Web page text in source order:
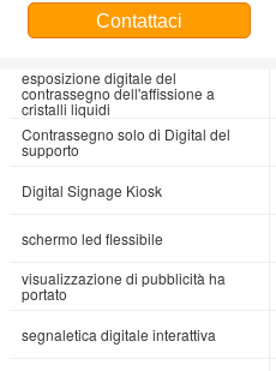
Contattaci
esposizione digitale del
contrassegno dell'affissione a
cristalli liquidi
Contrassegno solo di Digital del
supporto
Digital Signage Kiosk
schermo led flessibile
visualizzazione di pubblicità ha
portato
segnaletica digitale interattiva